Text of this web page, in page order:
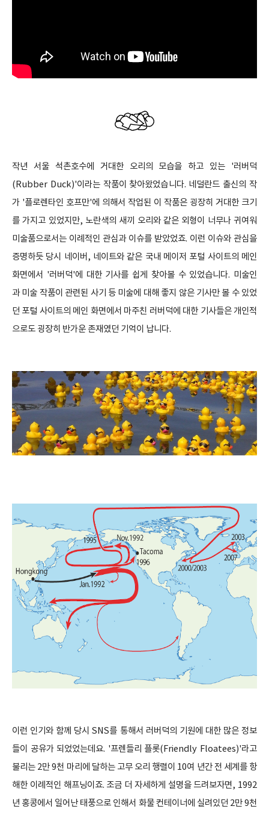
작년 서울 석촌호수에 거대한 오리의 모습을 하고 있는 '러버덕
(Rubber Duck)'이라는 작품이 찾아왔었습니다. 네덜란드 출신의 작
가 '플로렌타인 호프만'에 의해서 작업된 이 작품은 굉장히 거대한 크기
를 가지고 있었지만, 노란색의 새끼 오리와 같은 외형이 너무나 귀여워
미술품으로서는 이례적인 관심과 이슈를 받았었죠. 이런 이슈와 관심을
증명하듯 당시 네이버, 네이트와 같은 국내 메이저 포털 사이트의 메인
화면에서 '러버덕'에 대한 기사를 쉽게 찾아볼 수 있었습니다. 미술인
과미술 작품이 관련된 사기 등미술에 대해 좋지 않은 기사만 볼 수 있었
던 포털 사이트의 메인 화면에서 마주친 러버덕에 대한 기사들은 개인적
으로도 굉장히 반가운 존재였던 기억이 납니다.
이런 인기와 함께 당시 SNS를 통해서 러버덕의 기원에 대한 많은 정보
들이 공유가 되었었는데요. '프렌들리 플롯(Friendly Floatees)'라고
불리는 2만 9천 마리에 달하는 고무 오리 행렬이 10여 년간 전 세계를 항
해한 이례적인 해프닝이죠. 조금 더 자세하게 설명을 드려보자면, 1992
년 홍콩에서 일어난 태풍으로 인해서 화물 컨테이너에 실려있던 2만 9천